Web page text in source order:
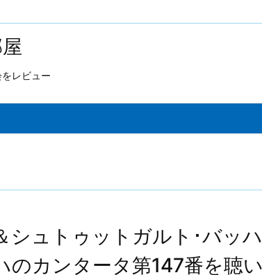
レビュー
シュトゥットガルト･バッ
のカンタータ第147番を聴